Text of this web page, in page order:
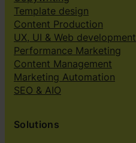
Template design
Content Production
UX, UI & Web development
Performance Marketing
Content Management
Marketing Automation
SEO & AIO
Solutions